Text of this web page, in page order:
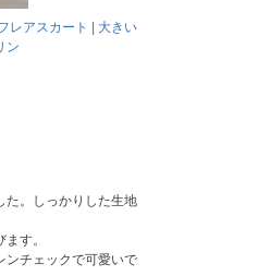
レアスカート | 大きい
ン
た。しっかりした生地
す。
ンチェックで可愛いで